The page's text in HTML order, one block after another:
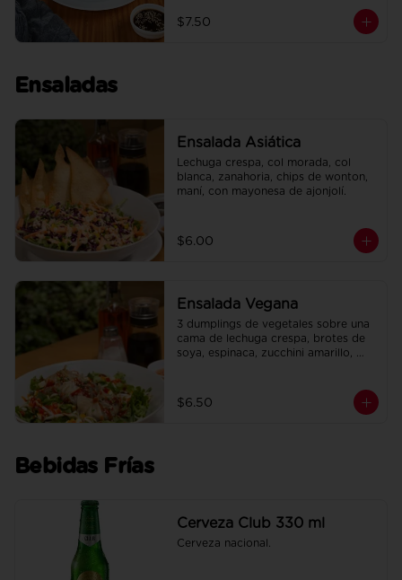
$7.50
Ensaladas
Ensalada Asiática
Lechuga crespa, col morada, col
blanca, zanahoria, chips de wonton,
maní, con mayonesa de ajonjolí.
$6.00
Ensalada Vegana
3 dumplings de vegetales sobre una
cama de lechuga crespa, brotes de
soya, espinaca, zucchini amarillo,
$6.50
Bebidas Frías
Cerveza Club 330 ml
Cerveza nacional.